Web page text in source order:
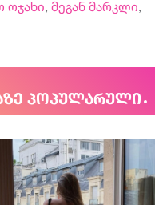
ოჯახი, მეგან მარკლი,
პოპულარული